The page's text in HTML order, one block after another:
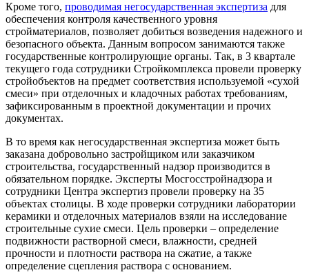
Кроме того, проводимая негосударственная экспертиза для
обеспечения контроля качественного уровня
стройматериалов, позволяет добиться возведения надежного и
безопасного объекта. Данным вопросом занимаются также
государственные контролирующие органы. Так, в 3 квартале
текущего года сотрудники Стройкомплекса провели проверку
стройобъектов на предмет соответствия используемой «сухой
смеси» при отделочных и кладочных работах требованиям,
зафиксированным в проектной документации и прочих
документах.
В то время как негосударственная экспертиза может быть
заказана добровольно застройщиком или заказчиком
строительства, государственный надзор производится в
обязательном порядке. Эксперты Мосгосстройнадзора и
сотрудники Центра экспертиз провели проверку на 35
объектах столицы. В ходе проверки сотрудники лаборатории
керамики и отделочных материалов взяли на исследование
строительные сухие смеси. Цель проверки – определение
подвижности растворной смеси, влажности, средней
прочности и плотности раствора на сжатие, а также
определение сцепления раствора с основанием.